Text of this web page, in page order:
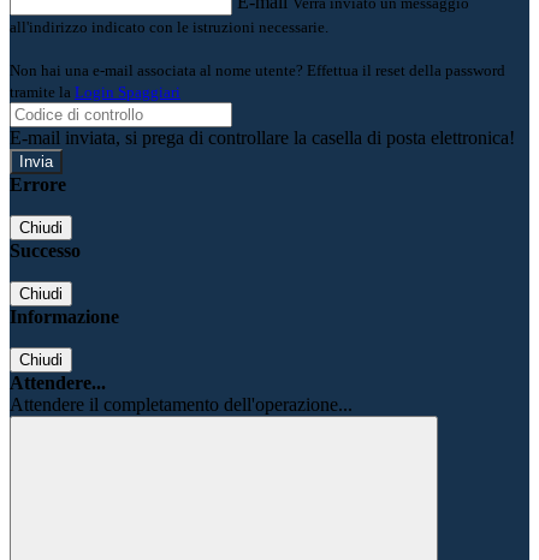
all'indirizzo indicato con le istruzioni necessarie.
Non hai una e-mail associata al nome utente? Effettua il reset della password
tramite la Login Spaggiari
E-mail inviata, si prega di controllare la casella di posta elettronica!
Errore
Chiudi
Successo
Chiudi
Informazione
Chiudi
Attendere...
Attendere il completamento dell'operazione...